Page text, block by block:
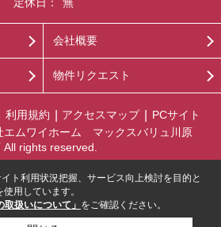
会社概要
物件リクエスト
利用規約 アクセスマップ
PCサイト
エムワイホーム マックスバリュ川原
All rights reserved.
ト利用状況把握、サービス向上検討を目的と
用しています。
取扱いについて」 をご確認ください。